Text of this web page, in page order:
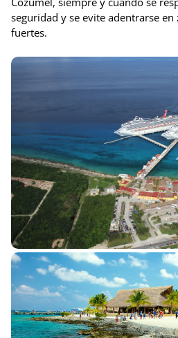
seguridad y se evite adentrarse
fuertes.